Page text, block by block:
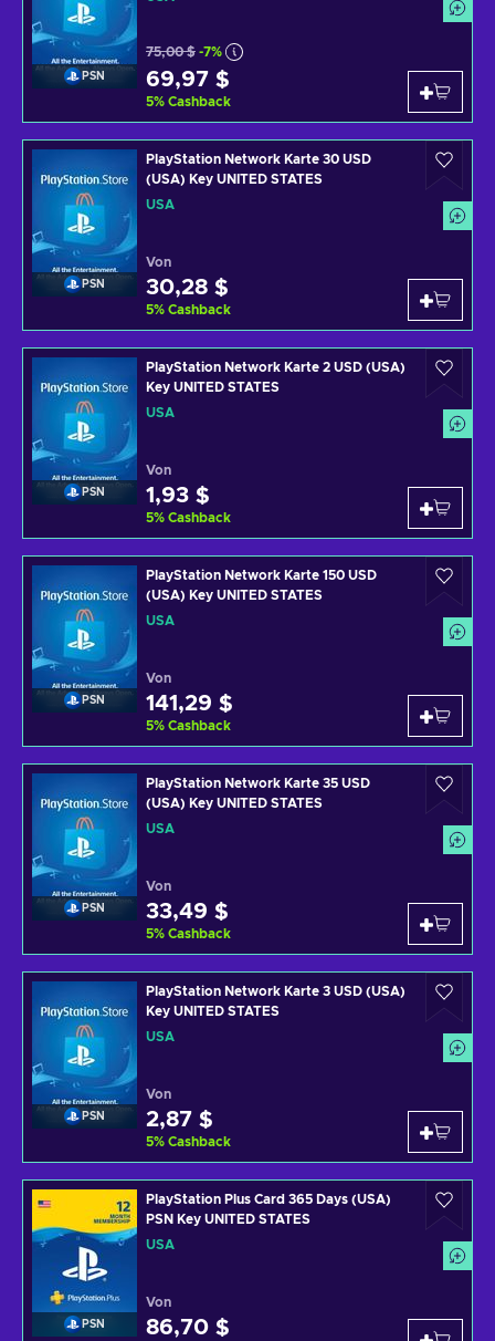
PSN
75,00 $ -7%
69,97 $
5% Cashback
PSN
PlayStation Network Karte 30 USD
(USA) Key UNITED STATES
USA
Von
30,28 $
5% Cashback
PSN
PlayStation Network Karte 2 USD (USA)
Key UNITED STATES
USA
Von
1,93 $
5% Cashback
PSN
PlayStation Network Karte 150 USD
(USA) Key UNITED STATES
USA
Von
141,29 $
5% Cashback
PSN
PlayStation Network Karte 35 USD
(USA) Key UNITED STATES
USA
Von
33,49 $
5% Cashback
PSN
PlayStation Network Karte 3 USD (USA)
Key UNITED STATES
USA
Von
2,87 $
5% Cashback
PSN
PlayStation Plus Card 365 Days (USA)
PSN Key UNITED STATES
USA
Von
86,70 $